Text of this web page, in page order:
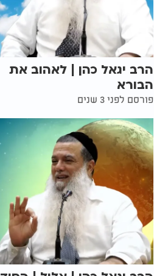
הרב יגאל כהן | לאהוב את
הבורא
פורסם לפני 3 שנים